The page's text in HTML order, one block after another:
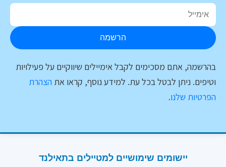
הרשמה
בהרשמה, אתם מסכימים לקבל אימיילים שיווקיים על פעילויות
וטיפים. ניתן לבטל בכל עת. למידע נוסף, קראו את הצהרת
הפרטיות שלנו.
יישומים שימושיים למטיילים בתאילנד